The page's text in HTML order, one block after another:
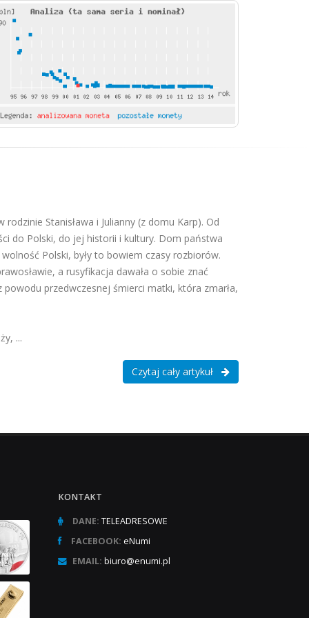
Stanisława i Julianny (z domu Karp). Od
do Polski, do jej historii i kultury. Dom państwa
Polski, były to bowiem czasy rozbiorów.
a rusyfikacja dawała o sobie znać
przedwczesnej śmierci matki, która zmarła,
...
Czytaj cały artykuł
KONTAKT
DANE: TELEADRESOWE
FACEBOOK: eNumi
EMAIL: biuro@enumi.pl